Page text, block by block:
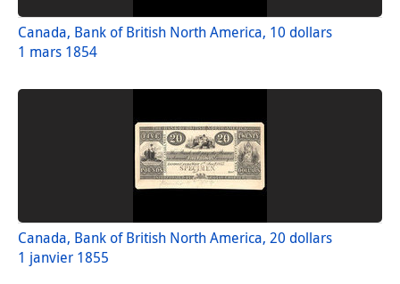
Canada, Bank of British North America, 10 dollars
1 mars 1854
Canada, Bank of British North America, 20 dollars
1 janvier 1855